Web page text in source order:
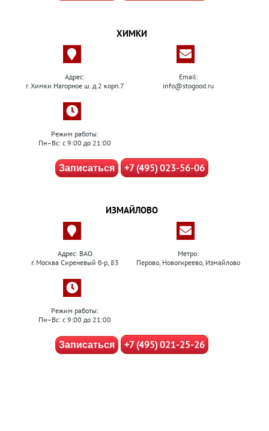
ХИМКИ
Адрес:
г. Химки Нагорное ш. д.2 корп.7
Email:
info@stogood.ru
Режим работы:
Пн–Вс: с 9:00 до 21:00
Записаться +7 (495) 023-56-06
ИЗМАЙЛОВО
Адрес: ВАО
г. Москва Сиреневый б-р, 83
Метро:
Перово, Новогиреево, Измайлово
Режим работы:
Пн–Вс: с 9:00 до 21:00
Записаться +7 (495) 021-25-26